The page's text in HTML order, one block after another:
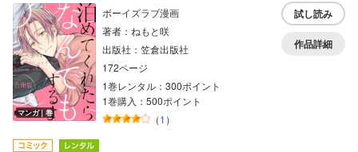
マンガ｜巻
ボーイズラブ漫画
著者：ねもと咲
出版社：笠倉出版社
172ページ
1巻レンタル：300ポイント
1巻購入：500ポイント
（1 ）
試し読み
作品詳細